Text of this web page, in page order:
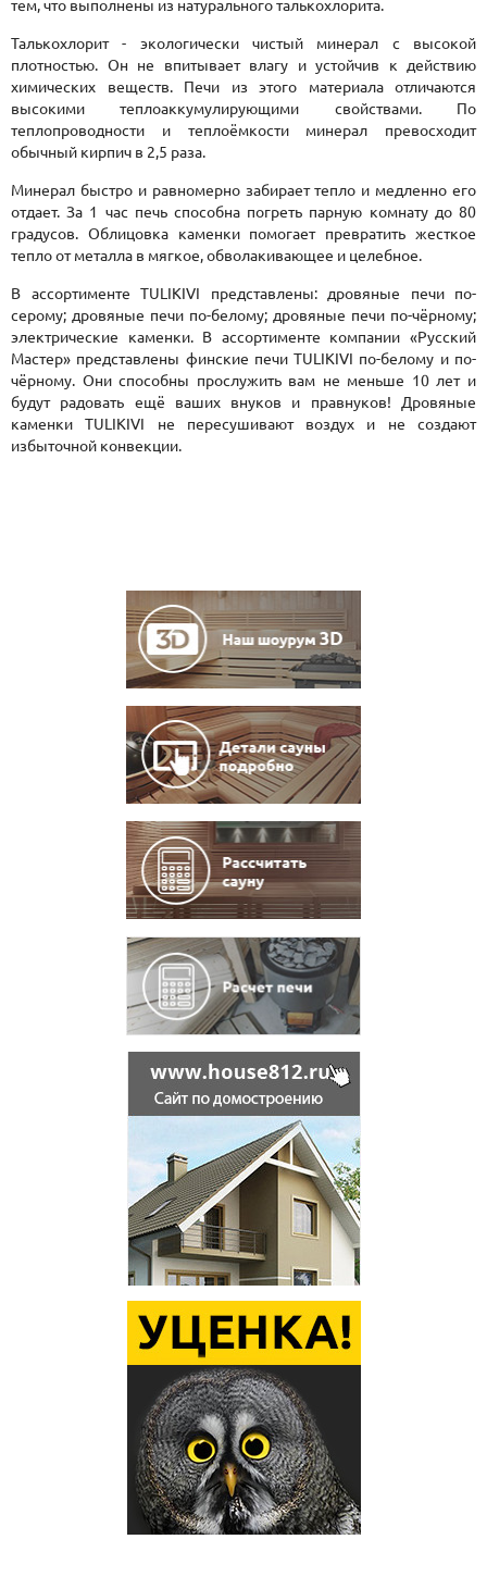
тем, что выполнены из натурального талькохлорита.
Талькохлорит - экологически чистый минерал с высокой
плотностью. Он не впитывает влагу и устойчив к действию
химических веществ. Печи из этого материала отличаются
высокими теплоаккумулирующими свойствами. По
теплопроводности и теплоёмкости минерал превосходит
обычный кирпич в 2,5 раза.
Минерал быстро и равномерно забирает тепло и медленно его
отдает. За 1 час печь способна погреть парную комнату до 80
градусов. Облицовка каменки помогает превратить жесткое
тепло от металла в мягкое, обволакивающее и целебное.
В ассортименте TULIKIVI представлены: дровяные печи по-
серому; дровяные печи по-белому; дровяные печи по-чёрному;
электрические каменки. В ассортименте компании «Русский
Мастер» представлены финские печи TULIKIVI по-белому и по-
чёрному. Они способны прослужить вам не меньше 10 лет и
будут радовать ещё ваших внуков и правнуков! Дровяные
каменки TULIKIVI не пересушивают воздух и не создают
избыточной конвекции.